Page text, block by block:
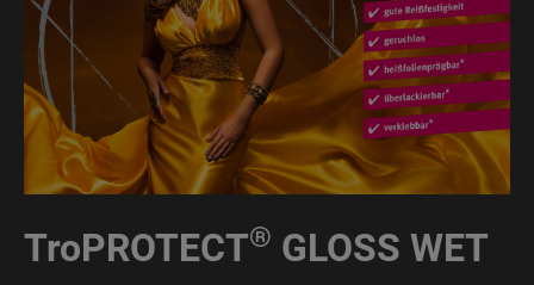
TroROUGH
TroROUGH
THERMO
TroROUGH
DIGITAL
TroWOOD
TroPROTECT® GLOSS WET